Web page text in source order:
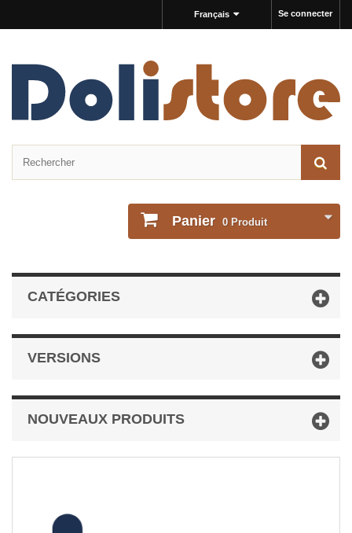
Se connecter
Français
Panier 0 Produit
CATÉGORIES
VERSIONS
NOUVEAUX PRODUITS